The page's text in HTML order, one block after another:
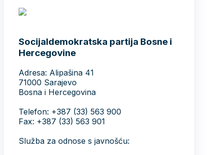
Socijaldemokratska partija Bosne i
Hercegovine
Adresa: Alipašina 41
71000 Sarajevo
Bosna i Hercegovina
Telefon: +387 (33) 563 900
Fax: +387 (33) 563 901
Služba za odnose s javnošću: